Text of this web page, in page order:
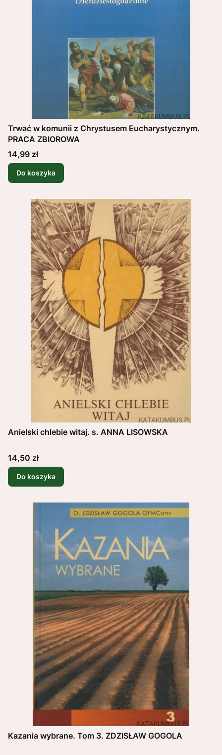
Trwać w komunii z Chrystusem Eucharystycznym.
PRACA ZBIOROWA
Cena
14,99 zł
Do koszyka
Anielski chlebie witaj. s. ANNA LISOWSKA
Cena
14,50 zł
Do koszyka
Kazania wybrane. Tom 3. ZDZISŁAW GOGOLA